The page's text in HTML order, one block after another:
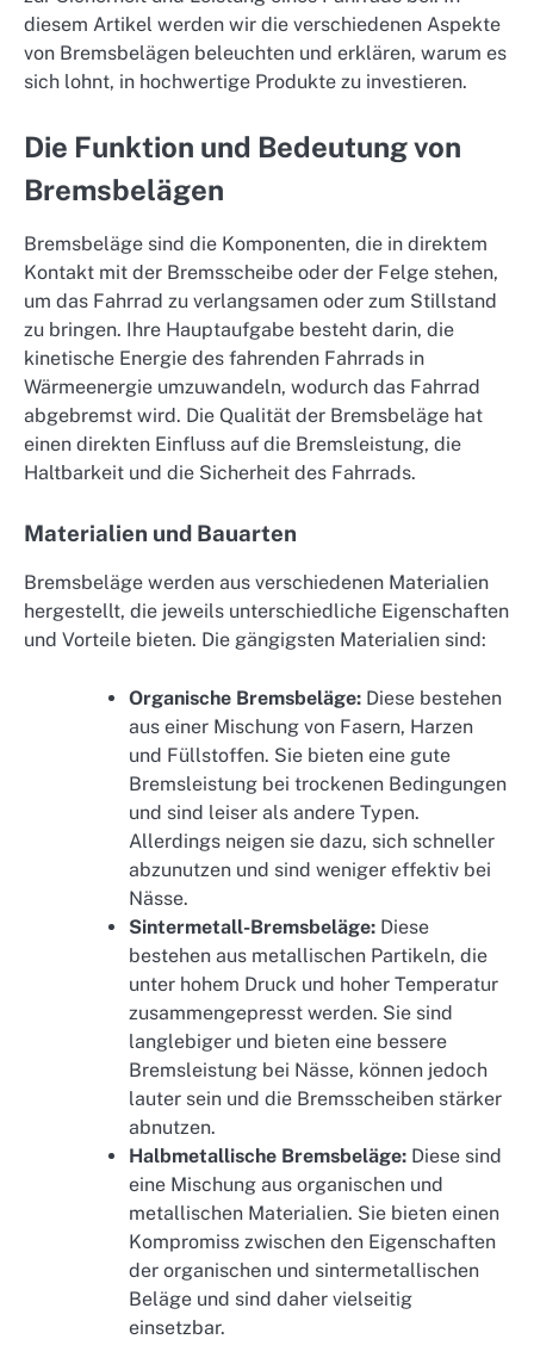
diesem Artikel werden wir die verschiedenen Aspekte
von Bremsbelägen beleuchten und erklären, warum es
sich lohnt, in hochwertige Produkte zu investieren.
Die Funktion und Bedeutung von
Bremsbelägen
Bremsbeläge sind die Komponenten, die in direktem
Kontakt mit der Bremsscheibe oder der Felge stehen,
um das Fahrrad zu verlangsamen oder zum Stillstand
zu bringen. Ihre Hauptaufgabe besteht darin, die
kinetische Energie des fahrenden Fahrrads in
Wärmeenergie umzuwandeln, wodurch das Fahrrad
abgebremst wird. Die Qualität der Bremsbeläge hat
einen direkten Einfluss auf die Bremsleistung, die
Haltbarkeit und die Sicherheit des Fahrrads.
Materialien und Bauarten
Bremsbeläge werden aus verschiedenen Materialien
hergestellt, die jeweils unterschiedliche Eigenschaften
und Vorteile bieten. Die gängigsten Materialien sind:
Organische Bremsbeläge: Diese bestehen
aus einer Mischung von Fasern, Harzen
und Füllstoffen. Sie bieten eine gute
Bremsleistung bei trockenen Bedingungen
und sind leiser als andere Typen.
Allerdings neigen sie dazu, sich schneller
abzunutzen und sind weniger effektiv bei
Nässe.
Sintermetall-Bremsbeläge: Diese
bestehen aus metallischen Partikeln, die
unter hohem Druck und hoher Temperatur
zusammengepresst werden. Sie sind
langlebiger und bieten eine bessere
Bremsleistung bei Nässe, können jedoch
lauter sein und die Bremsscheiben stärker
abnutzen.
Halbmetallische Bremsbeläge: Diese sind
eine Mischung aus organischen und
metallischen Materialien. Sie bieten einen
Kompromiss zwischen den Eigenschaften
der organischen und sintermetallischen
Beläge und sind daher vielseitig
einsetzbar.